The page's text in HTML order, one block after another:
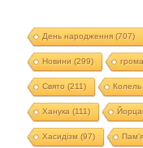
День народження(707)
Новини (299)
Свято (211) Колель
Ханука (111)
Хасидізм (97)